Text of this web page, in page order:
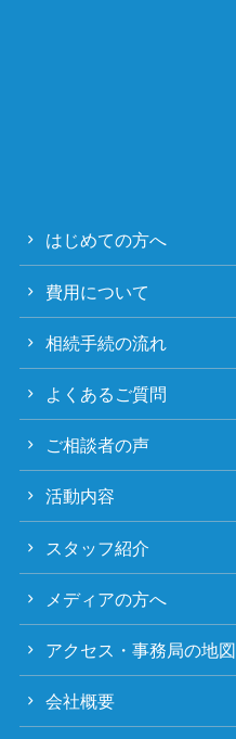
はじめての方へ
費用について
相続手続の流れ
よくあるご質問
ご相談者の声
活動内容
スタッフ紹介
メディアの方へ
アクセス・事務局の地図
会社概要